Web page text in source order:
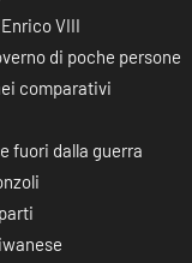
VIII
di poche persone
comparativi
fuori dalla guerra